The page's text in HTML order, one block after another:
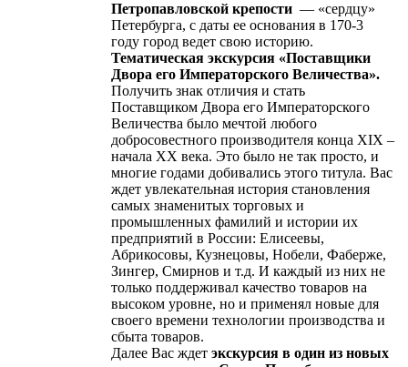
Петропавловской крепости — «сердцу»
Петербурга, с даты ее основания в 170-3
году город ведет свою историю.
Тематическая экскурсия «Поставщики
Двора его Императорского Величества».
Получить знак отличия и стать
Поставщиком Двора его Императорского
Величества было мечтой любого
добросовестного производителя конца XIX –
начала XX века. Это было не так просто, и
многие годами добивались этого титула. Вас
ждет увлекательная история становления
самых знаменитых торговых и
промышленных фамилий и истории их
предприятий в России: Елисеевы,
Абрикосовы, Кузнецовы, Нобели, Фаберже,
Зингер, Смирнов и т.д. И каждый из них не
только поддерживал качество товаров на
высоком уровне, но и применял новые для
своего времени технологии производства и
сбыта товаров.
Далее Вас ждет экскурсия в один из новых